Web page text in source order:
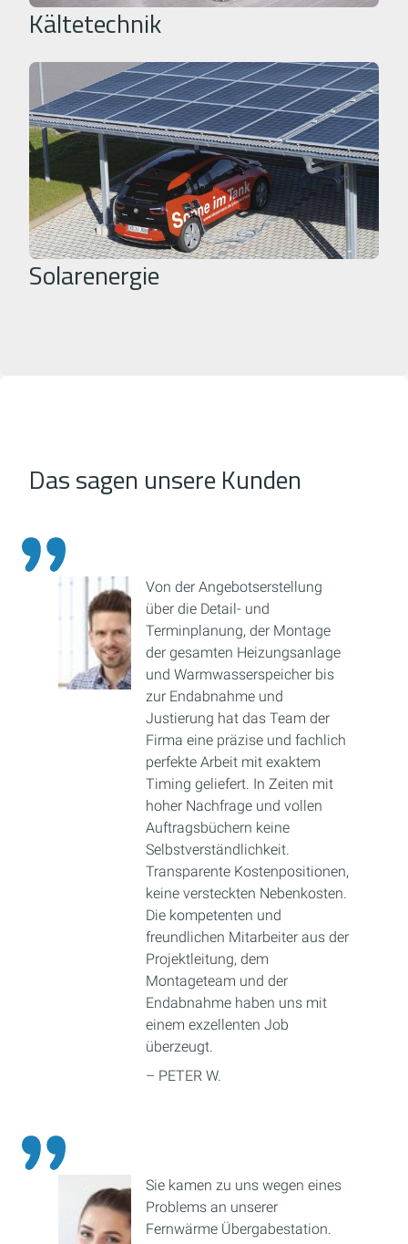
Kältetechnik
Solarenergie
Das sagen unsere Kunden
Von der Angebotserstellung
über die Detail- und
Terminplanung, der Montage
der gesamten Heizungsanlage
und Warmwasserspeicher bis
zur Endabnahme und
Justierung hat das Team der
Firma eine präzise und fachlich
perfekte Arbeit mit exaktem
Timing geliefert. In Zeiten mit
hoher Nachfrage und vollen
Auftragsbüchern keine
Selbstverständlichkeit.
Transparente Kostenpositionen,
keine versteckten Nebenkosten.
Die kompetenten und
freundlichen Mitarbeiter aus der
Projektleitung, dem
Montageteam und der
Endabnahme haben uns mit
einem exzellenten Job
überzeugt.
– PETER W.
Sie kamen zu uns wegen eines
Problems an unserer
Fernwärme Übergabestation.